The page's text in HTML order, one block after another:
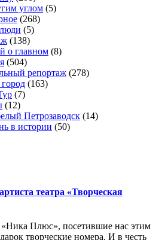
углом (5)
(268)
(5)
(138)
о главном (8)
(504)
репортаж (278)
(163)
(7)
(12)
Петрозаводск (14)
в истории (50)
театра «Творческая
«Ника Плюс», посетившие нас этим
творческие номера. И в честь